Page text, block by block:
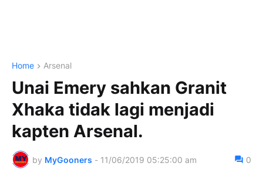
Home Arsenal
Unai Emery sahkan Granit
Xhaka tidak lagi menjadi
kapten Arsenal.
by MyGooners - 11/06/2019 05:25:00 am 0